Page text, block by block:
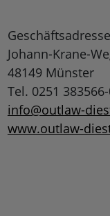
Johann-Krane-
48149 Münster
Tel. 0251
info@outlaw-
www.outlaw-